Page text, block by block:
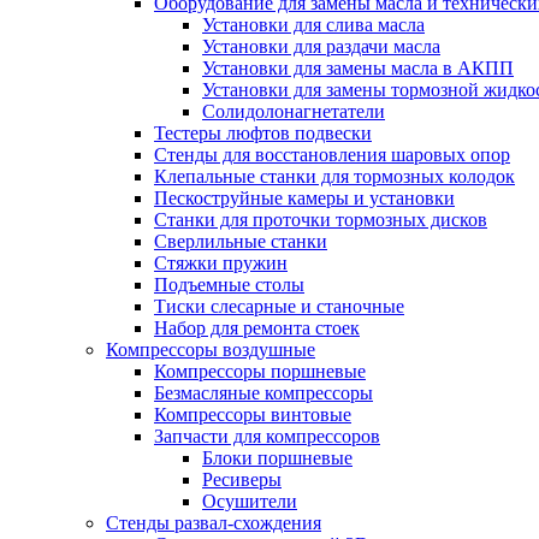
Установки для слива масла
Установки для раздачи масла
Установки для замены масла в АКПП
Установки для замены тормозной
Солидолонагнетатели
Тестеры люфтов подвески
Стенды для восстановления шаровых опор
Клепальные станки для тормозных колодок
Пескоструйные камеры и установки
Станки для проточки тормозных дисков
Сверлильные станки
Стяжки пружин
Подъемные столы
Тиски слесарные и станочные
Набор для ремонта стоек
Компрессоры воздушные
Компрессоры поршневые
Безмасляные компрессоры
Компрессоры винтовые
Запчасти для компрессоров
Блоки поршневые
Ресиверы
Осушители
Стенды развал-схождения